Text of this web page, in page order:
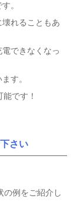
。
れることもあ
できなくなっ
す。
です！
さい
の例をご紹介し